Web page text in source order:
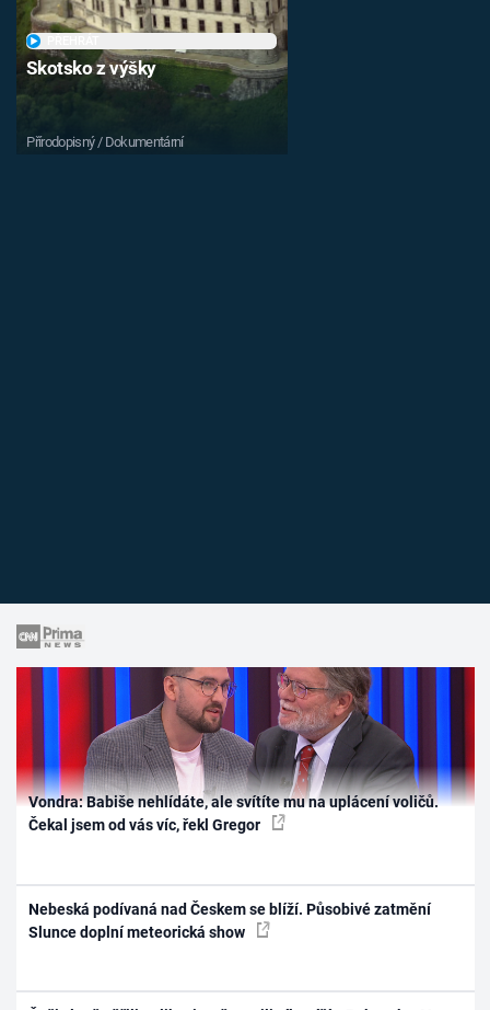
Skotsko z výšky
Přírodopisný / Dokumentární
Vondra: Babiše nehlídáte, ale svítíte mu na uplácení voličů.
Čekal jsem od vás víc, řekl Gregor
Nebeská podívaná nad Českem se blíží. Působivé zatmění
Slunce doplní meteorická show